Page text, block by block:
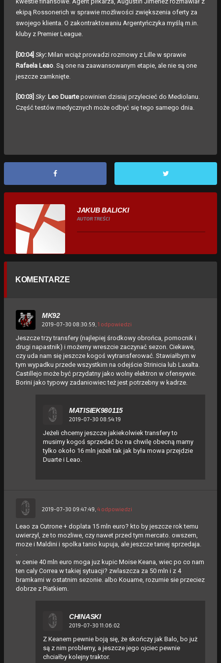
ekipą Rossonerich w sprawie możliwości zwiększenia oferty za
swojego klienta. O zakontraktowaniu Argentyńczyka myślą m.in.
kluby z Premier League.
[00:04] Sky: Milan wciąż prowadzi rozmowy z Lille w sprawie
Rafaela Leao . Są one na zaawansowanym etapie, ale nie są one
jeszcze zamknięte.
[00:03] Sky: Leo Duartepowinien dzisiaj przylecieć do Mediolanu.
Część testów medycznych może odbyć się tego samego dnia.
JAKUB BALICKI
AUTOR TREŚCI
KOMENTARZE
MK92
2019-07-30 08:30:59, 1 odpowiedzi
Jeszcze trzy transfery (najlepiej środkowy obrońca, pomocnik i
drugi napastnik) i możemy wreszcie zaczynać sezon. Ciekawe,
czy uda nam się jeszcze kogoś wytransferować. Stawiałbym w
tym wypadku przede wszystkim na odejście Strinicia lub Laxalta.
Castillejo może być przydatny jako wolny elektron w ofensywie.
Borini jako typowy zadaniowiec też jest potrzebny w kadrze.
MATISIEK980115
2019-07-30 08:54:19
Jeżeli chcemy jeszcze jakiekolwiek transfery to
musimy kogoś sprzedać bo na chwilę obecną mamy
tylko około 16 mln jeżeli tak jak była mowa przejdzie
Duarte i Leao.
2019-07-30 09:47:49, 4 odpowiedzi
Leao za Cutrone + doplata 15 mln euro? kto by jeszcze rok temu
uwierzyl, ze to mozliwe, czy nawet przed tym mercato. owszem,
moze i Maldini i spolka tanio kupuja, ale jeszcze taniej sprzedaja.
w cenie 40 mln euro moga juz kupic Moise Keana, wiec po co nam
ten caly Correa w takiej sytuacji? zwlaszcza za 50 mln i z 4
bramkami w ostatnim sezonie. albo Kouame, rozumie sie przeciez
dobrze z Piatkiem.
CHINASKI
2019-07-30 11:06:02
Z Keanem pewnie boją się, że skończy jak Balo, bo już
są z nim problemy, a jeszcze jego ojciec pewnie
chciałby kolejny traktor.